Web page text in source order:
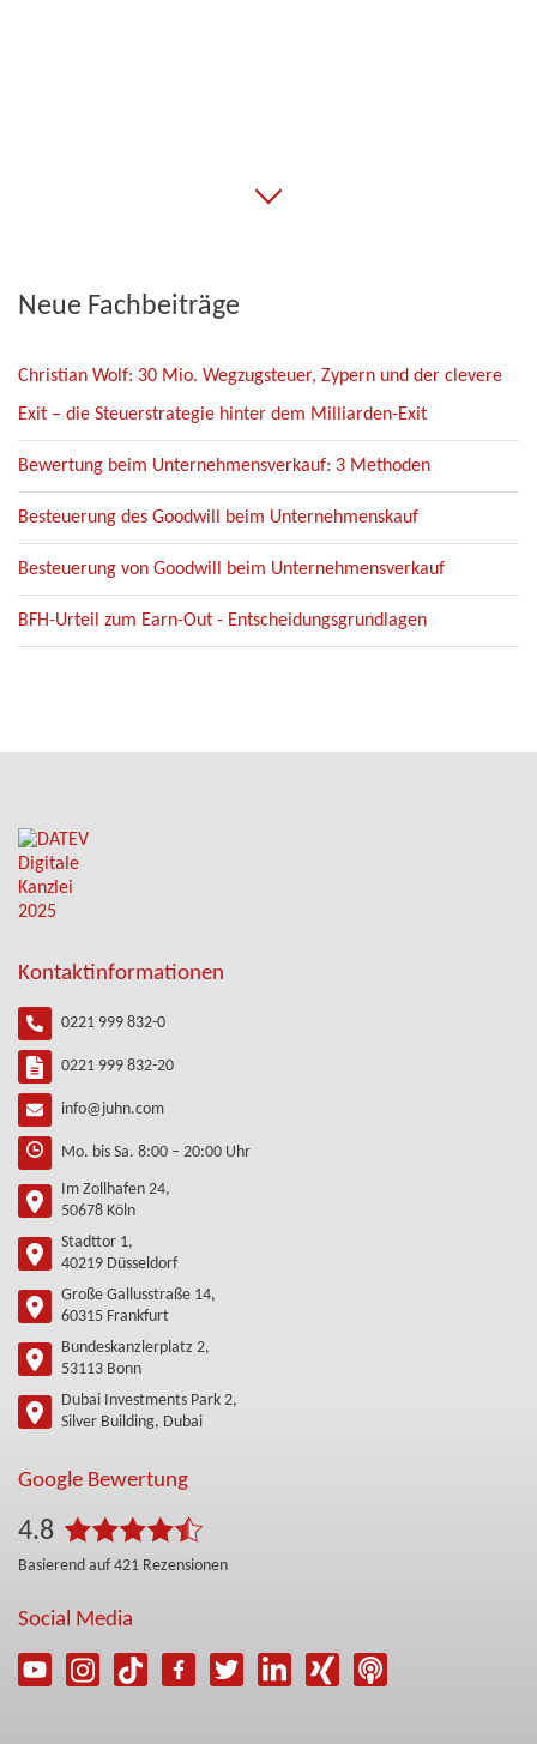
Neue Fachbeiträge
Christian Wolf: 30 Mio. Wegzugsteuer, Zypern und der clevere
Exit – die Steuerstrategie hinter dem Milliarden-Exit
Bewertung beim Unternehmensverkauf: 3 Methoden
Besteuerung des Goodwill beim Unternehmenskauf
Besteuerung von Goodwill beim Unternehmensverkauf
BFH-Urteil zum Earn-Out - Entscheidungsgrundlagen
Kontaktinformationen
0221 999 832-0
0221 999 832-20
info@juhn.com
Mo. bis Sa. 8:00 – 20:00 Uhr
Im Zollhafen 24,
50678 Köln
Stadttor 1,
40219 Düsseldorf
Große Gallusstraße 14,
60315 Frankfurt
Bundeskanzlerplatz 2,
53113 Bonn
Dubai Investments Park 2,
Silver Building, Dubai
Google Bewertung
4.8
Basierend auf 421 Rezensionen
Social Media